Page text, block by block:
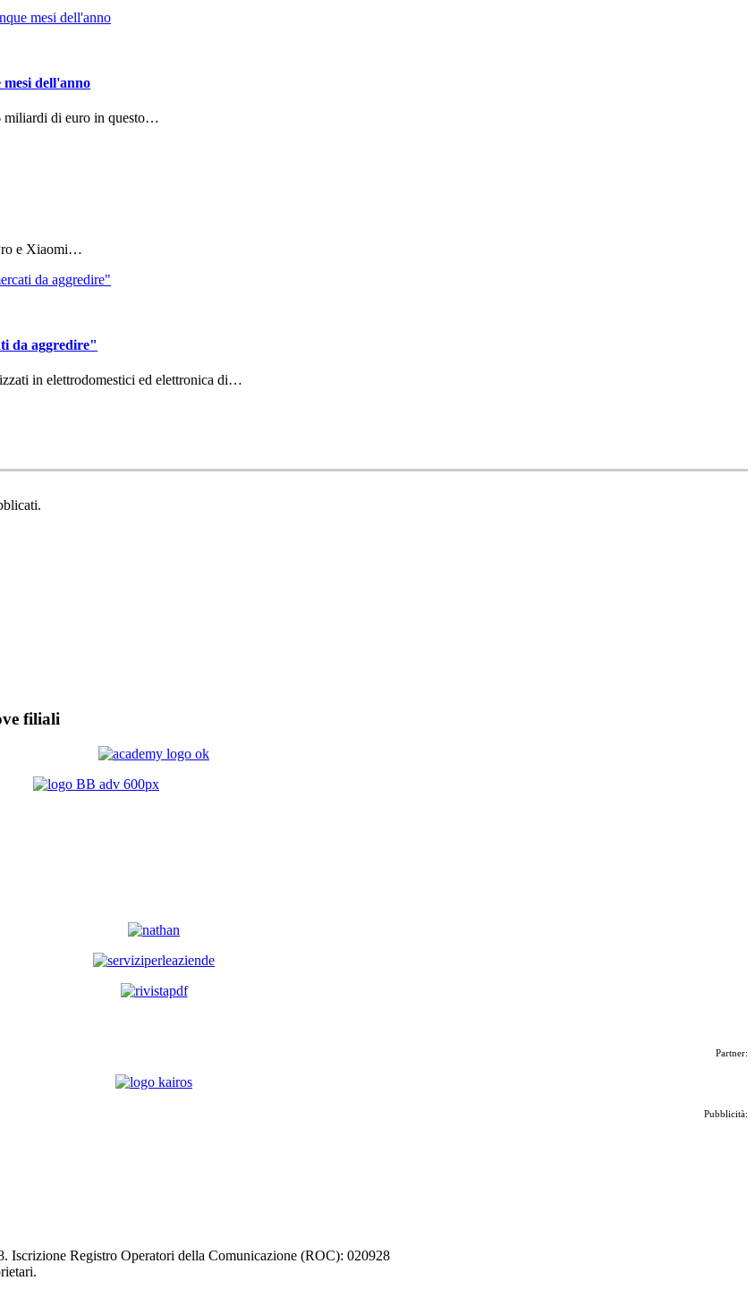
dell'anno
miliardi di euro in questo…
e Xiaomi…
da aggredire"
in elettrodomestici ed elettronica di…
filiali
Partner:
Pubblicità:
Iscrizione Registro Operatori della Comunicazione (ROC): 020928